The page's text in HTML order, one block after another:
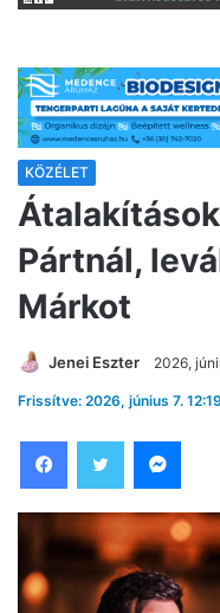
KÖZÉLET
Pártnál,
Márkot
Jenei Eszter 2026,
Frissítve: 2026, június 7. 12:19